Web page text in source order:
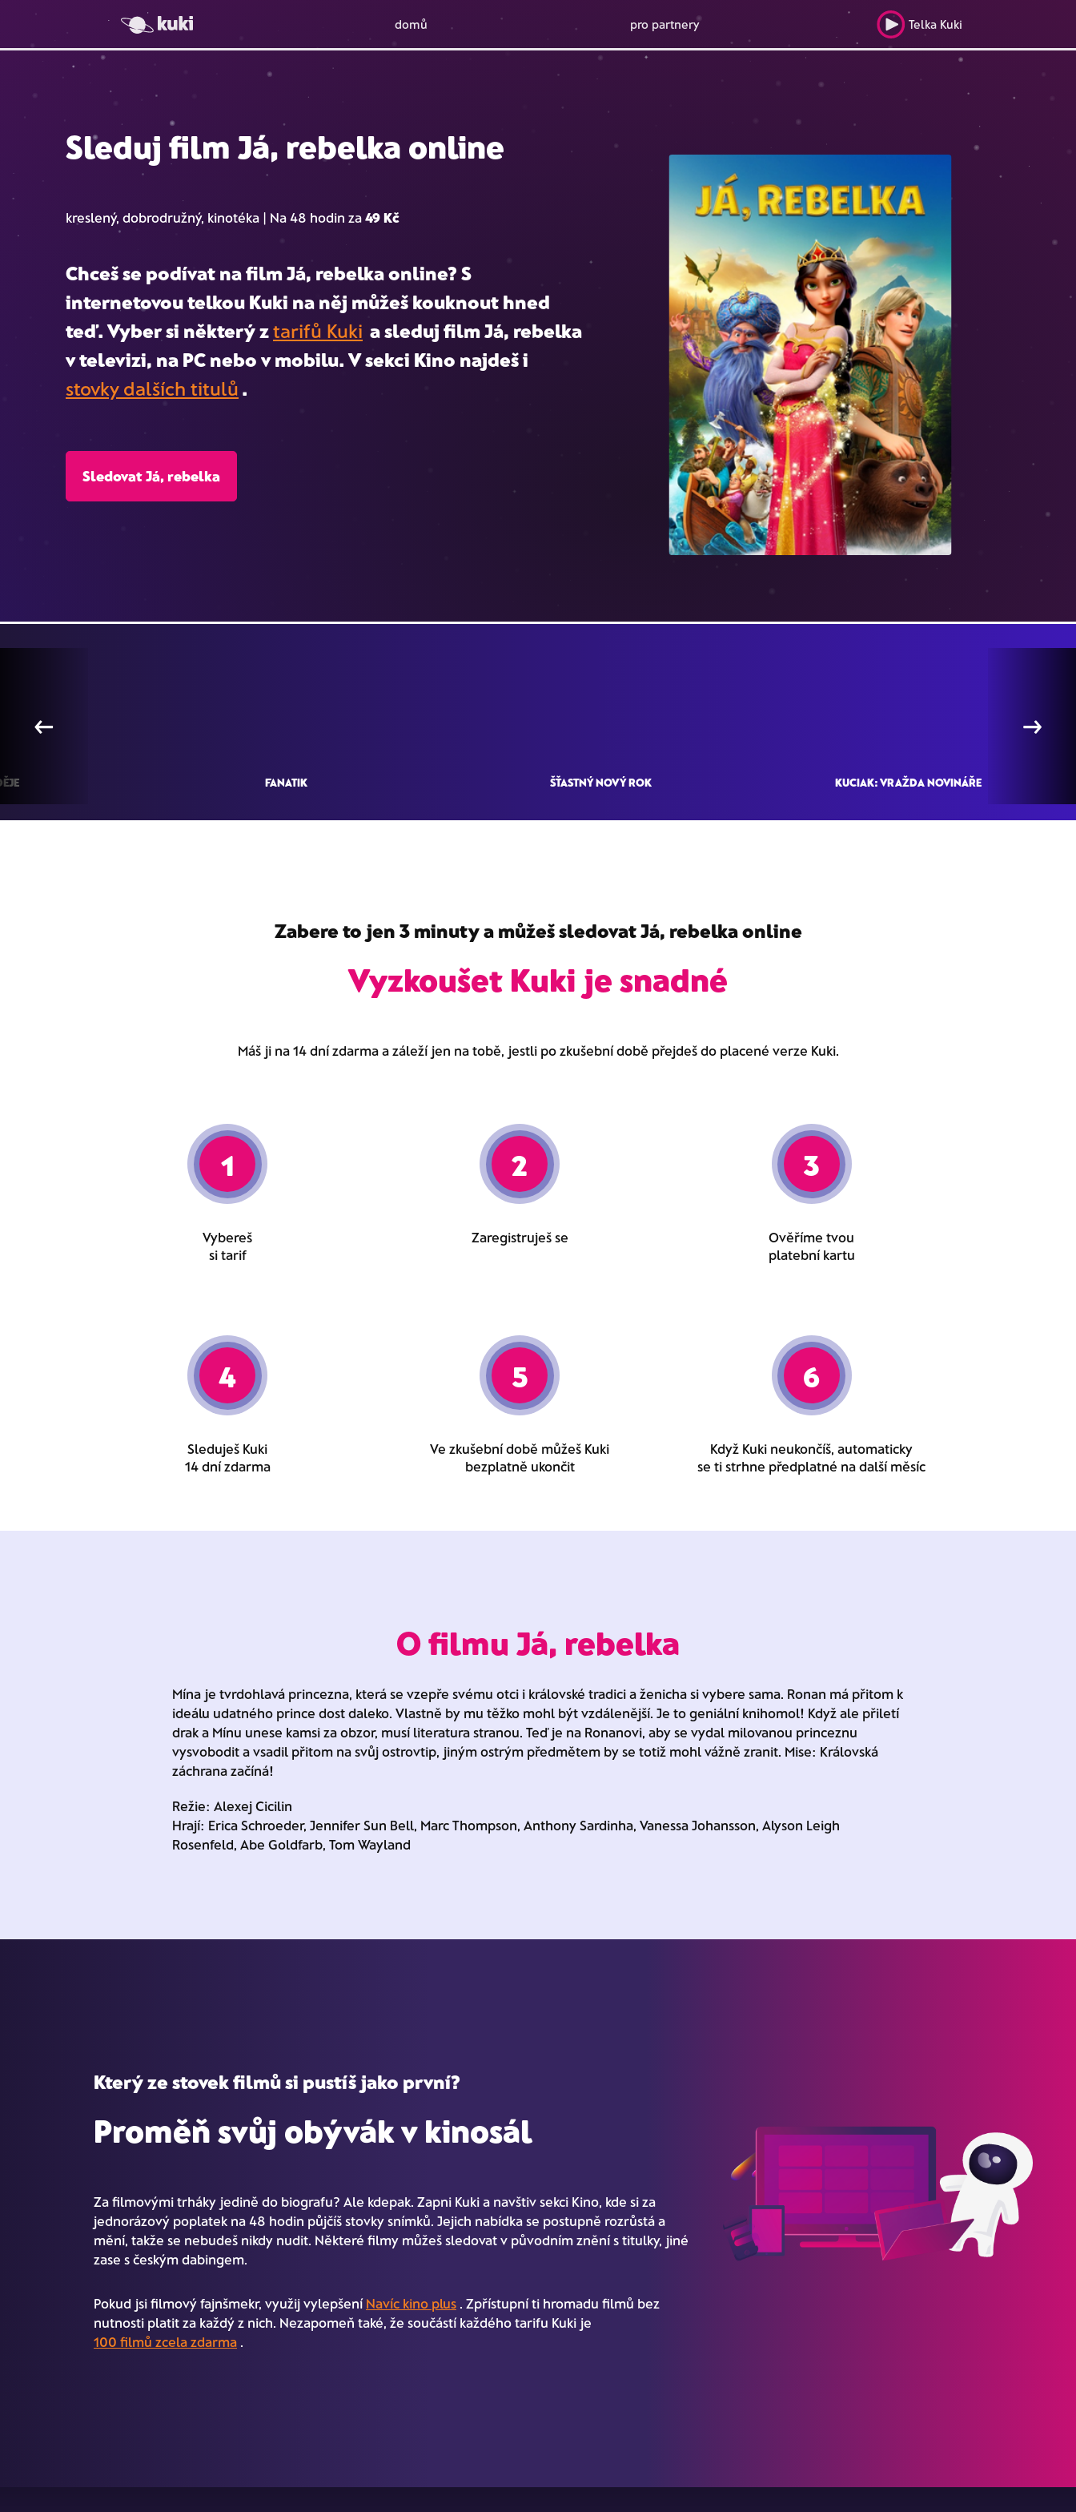
domů pro partnery Telka Kuki
Sleduj film Já, rebelka online
kreslený, dobrodružný, kinotéka | Na 48 hodin za 49 Kč
Chceš se podívat na filmJá, rebelka online? S
internetovou telkou Kuki na něj můžeš kouknout hned
teď. Vyber si některý ztarifů Kuki a sleduj filmJá, rebelka
v televizi, na PC nebo v mobilu. V sekci Kino najdeš i
stovky dalších titulů .
Sledovat Já, rebelka
← →
FANATIK ŠŤASTNÝ NOVÝ ROK KUCIAK: VRAŽDA NOVINÁŘE
Zabere to jen 3 minuty a můžeš sledovatJá, rebelka online
Vyzkoušet Kuki je snadné
Máš ji na 14 dní zdarma a záleží jen na tobě, jestli po zkušební době přejdeš do placené verze Kuki.
1
Vybereš
si tarif
2
Zaregistruješ se
3
Ověříme tvou
platební kartu
4
Sleduješ Kuki
14 dní zdarma
5
Ve zkušební době můžeš Kuki
bezplatně ukončit
6
Když Kuki neukončíš, automaticky
se ti strhne předplatné na další měsíc
O filmu Já, rebelka
Mína je tvrdohlavá princezna, která se vzepře svému otci i královské tradici a ženicha si vybere sama. Ronan má přitom k
ideálu udatného prince dost daleko. Vlastně by mu těžko mohl být vzdálenější. Je to geniální knihomol! Když ale přiletí
drak a Mínu unese kamsi za obzor, musí literatura stranou. Teď je na Ronanovi, aby se vydal milovanou princeznu
vysvobodit a vsadil přitom na svůj ostrovtip, jiným ostrým předmětem by se totiž mohl vážně zranit. Mise: Královská
záchrana začíná!
Režie: Alexej Cicilin
Hrají: Erica Schroeder, Jennifer Sun Bell, Marc Thompson, Anthony Sardinha, Vanessa Johansson, Alyson Leigh
Rosenfeld, Abe Goldfarb, Tom Wayland
Který ze stovek filmů si pustíš jako první?
Proměň svůj obývák v kinosál
Za filmovými trháky jedině do biografu? Ale kdepak. Zapni Kuki a navštiv sekci Kino, kde si za
jednorázový poplatek na 48 hodin půjčíš stovky snímků. Jejich nabídka se postupně rozrůstá a
mění, takže se nebudeš nikdy nudit. Některé filmy můžeš sledovat v původním znění s titulky, jiné
zase s českým dabingem.
Pokud jsi filmový fajnšmekr, využij vylepšení Navíc kino plus . Zpřístupní ti hromadu filmů bez
nutnosti platit za každý z nich. Nezapomeň také, že součástí každého tarifu Kuki je
100 filmů zcela zdarma .